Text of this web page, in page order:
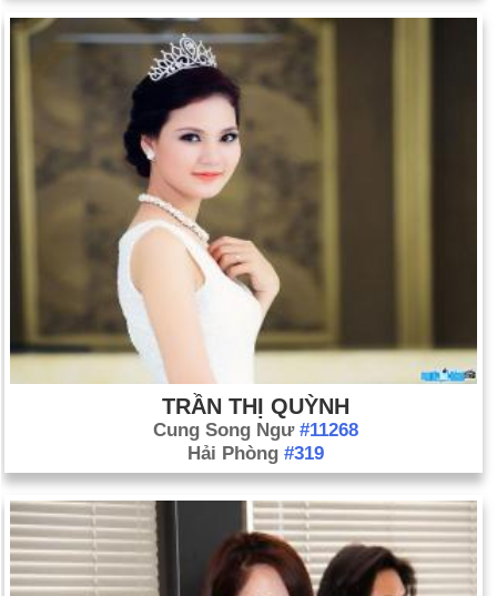
TRẦN THỊ QUỲNH
Cung Song Ngư #11268
Hải Phòng #319